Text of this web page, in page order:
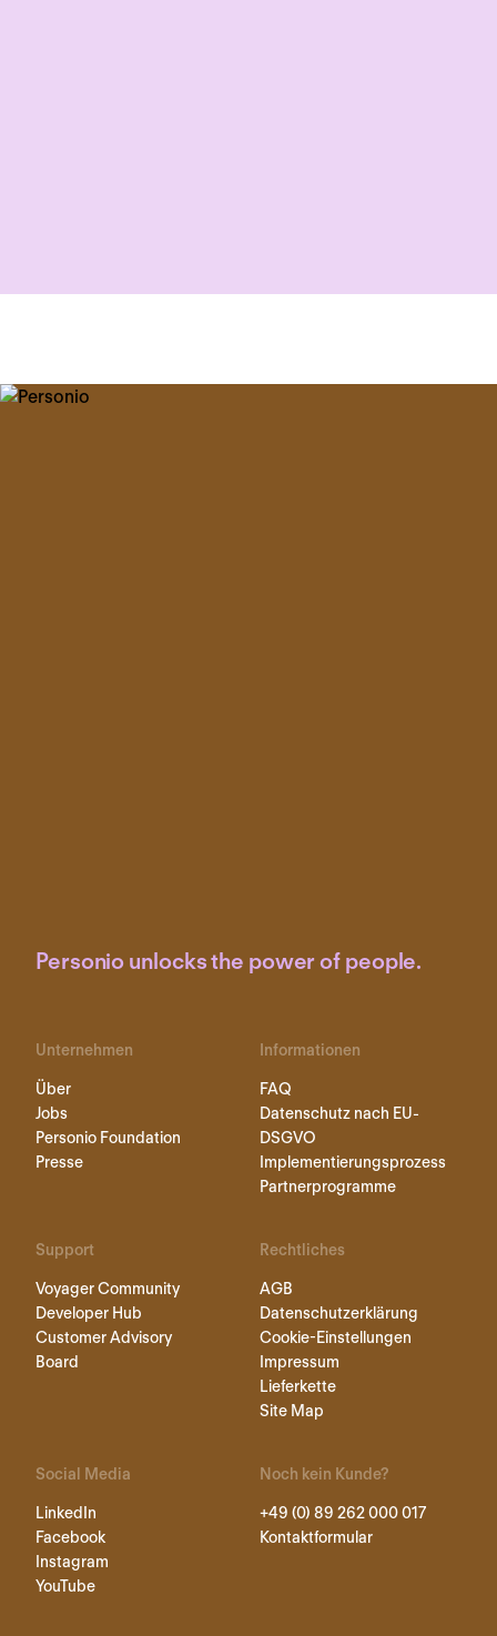
Personio unlocks the power of people.
Unternehmen
Über
Jobs
Personio Foundation
Presse
Informationen
FAQ
Datenschutz nach EU-
DSGVO
Implementierungsprozess
Partnerprogramme
Support
Voyager Community
Developer Hub
Customer Advisory
Board
Rechtliches
AGB
Datenschutzerklärung
Cookie-Einstellungen
Impressum
Lieferkette
Site Map
Social Media
LinkedIn
Facebook
Instagram
YouTube
Noch kein Kunde?
+49 (0) 89 262 000 017
Kontaktformular